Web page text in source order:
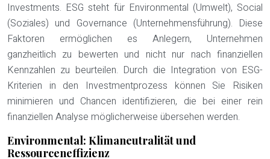
Investments. ESG steht für Environmental (Umwelt), Social
(Soziales) und Governance (Unternehmensführung). Diese
Faktoren ermöglichen es Anlegern, Unternehmen
ganzheitlich zu bewerten und nicht nur nach finanziellen
Kennzahlen zu beurteilen. Durch die Integration von ESG-
Kriterien in den Investmentprozess können Sie Risiken
minimieren und Chancen identifizieren, die bei einer rein
finanziellen Analyse möglicherweise übersehen werden.
Environmental: Klimaneutralität und
Ressourceneffizienz